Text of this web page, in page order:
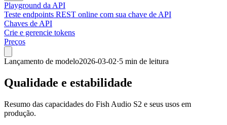
Playground da API
Teste endpoints REST online com sua chave de API
Chaves de API
Crie e gerencie tokens
Preços
Lançamento de modelo2026-03-02·5 min de leitura
Qualidade e estabilidade
Resumo das capacidades do Fish Audio S2 e seus usos em
produção.